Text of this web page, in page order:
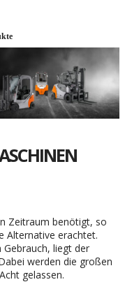
Zeitraum benötigt, so
Alternative erachtet.
liegt der
werden die großen
gelassen.